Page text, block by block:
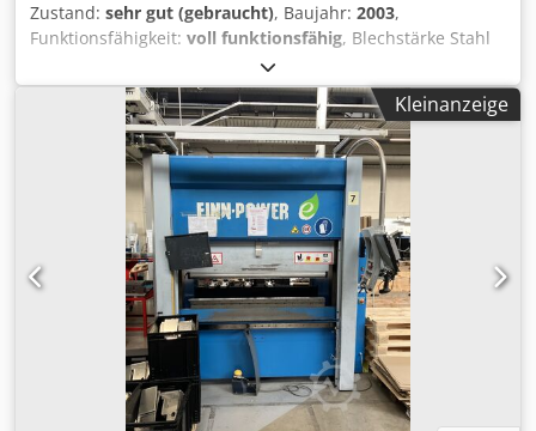
Zustand: sehr gut (gebraucht), Baujahr: 2003,
Funktionsfähigkeit: voll funktionsfähig, Blechstärke Stahl
, Blechstärke Aluminium (max.):
Technische Merkmale: Maximale Arbeitslänge 2160 mm
Maximale Blechdicke (Stahl 400 N/mm2) 2,0 mm Maximale
Blechdicke (Edelstahl) 1,5 mm Maximale Blechdicke
(Aluminium) 3,0 mm Maximale Entwicklungsblattbreite
1500 mm Maximale Falzhöhe an vier Seiten max * 203 mm
180 Grad Klappbereich der Klinge Dsdov A Tfgspfx Aatock
Maschinenbreite ca. 5500 mm Maschinenlänge ca. 7000
mm Maschinenhöhe 2500 mm Gesamtgewicht 20000 kg
Leistung 25 kW Frequenz 50 Hz Druck 6 bar Platinen-
Feeder-Portalladesystem
Kleinanzeige